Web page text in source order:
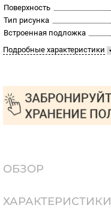
Поверхность
Тип рисунка
Встроенная подложка
Подробные характеристики
ОБЗОР
ХАРАКТЕРИСТИКИ